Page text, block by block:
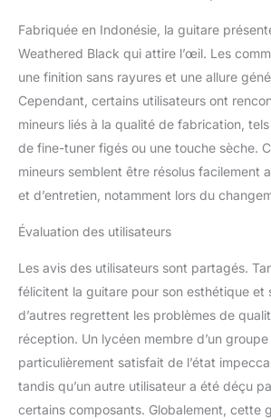
Fabriquée en Indonésie, la guitare
Weathered Black qui attire l’œil. Les
une finition sans rayures et une allure
Cependant, certains utilisateurs ont
mineurs liés à la qualité de fabrication,
de fine-tuner figés ou une touche sèche.
mineurs semblent être résolus facilement
et d’entretien, notamment lors du
Évaluation des utilisateurs
Les avis des utilisateurs sont partagés.
félicitent la guitare pour son esthétique et
d’autres regrettent les problèmes de
réception. Un lycéen membre d’un
particulièrement satisfait de l’état
tandis qu’un autre utilisateur a été déçu
certains composants. Globalement, cette